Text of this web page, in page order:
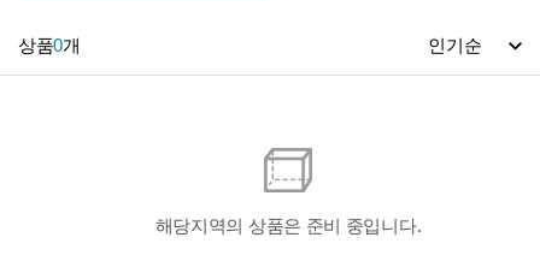
상품0개
해당지역의 상품은 준비 중입니다.